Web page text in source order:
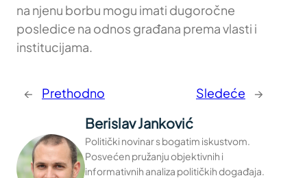
na njenu borbu mogu imati dugoročne
posledice na odnos građana prema vlasti i
institucijama.
← Prethodno Sledeće →
Berislav Janković
Politički novinar s bogatim iskustvom.
Posvećen pružanju objektivnih i
informativnih analiza političkih događaja.